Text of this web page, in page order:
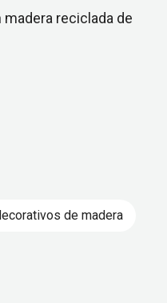
reciclada de
de madera